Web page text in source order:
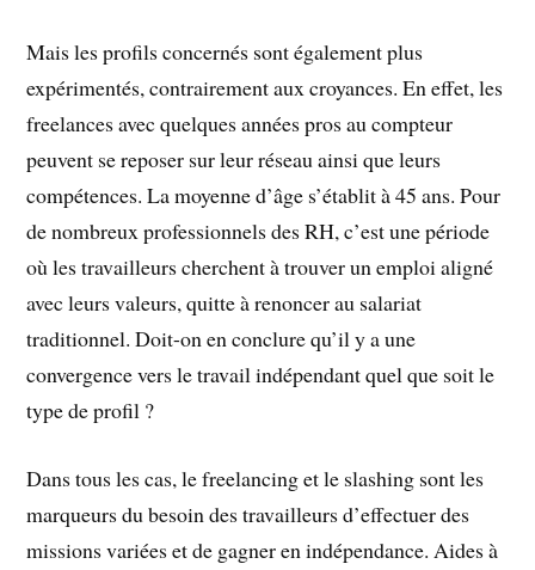
Mais les profils concernés sont également plus
expérimentés, contrairement aux croyances. En effet, les
freelances avec quelques années pros au compteur
peuvent se reposer sur leur réseau ainsi que leurs
compétences. La moyenne d’âge s’établit à 45 ans. Pour
de nombreux professionnels des RH, c’est une période
où les travailleurs cherchent à trouver un emploi aligné
avec leurs valeurs, quitte à renoncer au salariat
traditionnel. Doit-on en conclure qu’il y a une
convergence vers le travail indépendant quel que soit le
type de profil ?
Dans tous les cas, le freelancing et le slashing sont les
marqueurs du besoin des travailleurs d’effectuer des
missions variées et de gagner en indépendance. Aides à